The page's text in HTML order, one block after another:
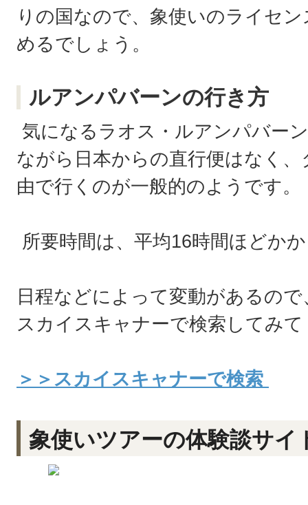
りの国なので、象使いのライセ
めるでしょう。
ルアンパバーンの行き方
気になるラオス・ルアンパバー
ながら日本からの直行便はなく
由で行くのが一般的のようです。
所要時間は、平均16時間ほどか
日程などによって変動があるの
スカイスキャナーで検索してみ
＞＞スカイスキャナーで検索
象使いツアーの体験談サイ